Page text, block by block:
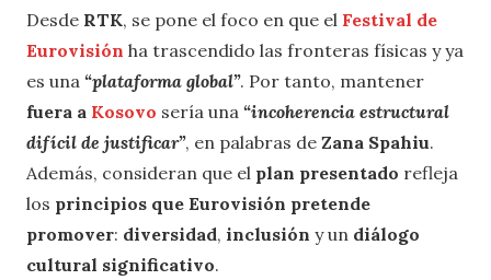
Desde RTK, se pone el foco en que el Festival de
Eurovisión ha trascendido las fronteras físicas y ya
es una “plataforma global”. Por tanto, mantener
fuera a Kosovo sería una “incoherencia estructural
difícil de justificar”, en palabras de Zana Spahiu.
Además, consideran que el plan presentado refleja
los principios que Eurovisión pretende
promover: diversidad, inclusión y un diálogo
cultural significativo.